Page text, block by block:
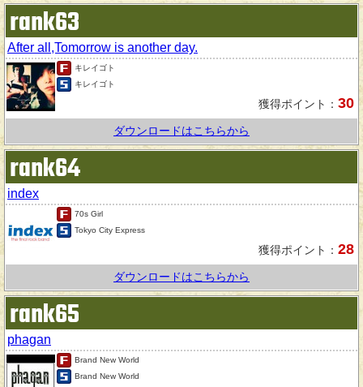
rank63
After all,Tomorrow is another day.
キレイゴト
キレイゴト
獲得ポイント： 30
ダウンロードはこちらから
rank64
index
70s Girl
Tokyo City Express
獲得ポイント： 28
ダウンロードはこちらから
rank65
phagan
Brand New World
Brand New World